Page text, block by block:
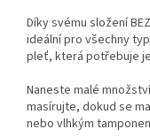
Díky svému složení
ideální pro všechny
pleť, která potřebuje
Naneste malé
masírujte, dokud se
nebo vlhkým